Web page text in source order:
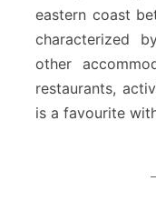
eastern coast
characterized
other
restaurants,
is a favourite